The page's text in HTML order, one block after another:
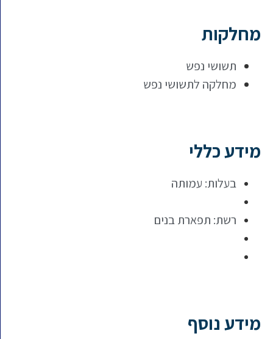
מחלקות
תשושי נפש
מחלקה לתשושי נפש
מידע כללי
בעלות: עמותה
רשת: תפארת בנים
מידע נוסף